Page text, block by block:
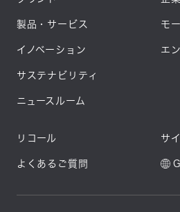
製品・サービス
イノベーション
サステナビリティ
ニュースルーム
モ
エ
リコール
よくあるご質問
サ